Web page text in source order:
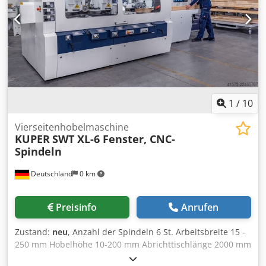
Spindeldurchmesser: 40 mm Spindelmotoren 1. Spindel
unten: 5,5 kW 2. Spindel rechts: 5,5 kW 3. Spindel links: 7,5
kW 4. Spindel oben: 11 kW 5. Spindel oben: 7,5 kW 6.
Spindel unten: 7,5 kW MASCHINEN-DETAILS
Hauptsicherung: 105 A Abmessungen & Gewicht
Abmessungen (L x B x H): 7.500 x 2.000 x 1.850 mm
Gewicht: 4.000 kg Dodpfxozrmpae Aayewa
1 / 10
Deutschland 0 km
Vierseitenhobelmaschine
KUPERSWT XL-6 Fenster, CNC-
Spindeln
Preisinfo Anrufen
Zustand: neu, Anzahl der Spindeln 6 St. Arbeitsbreite 15 -
250 mm Hobelhöhe 10-200 mm Abrichttischlänge 2000 mm
Vorschubmotor 4 kW Vorschubgeschwindigkeit 6-24